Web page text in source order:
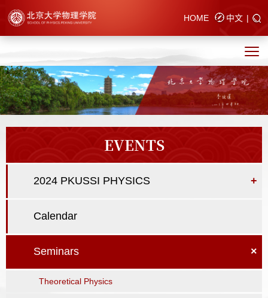
HOME 中文 |
EVENTS
2024 PKUSSI PHYSICS +
Calendar
Seminars ×
Theoretical Physics